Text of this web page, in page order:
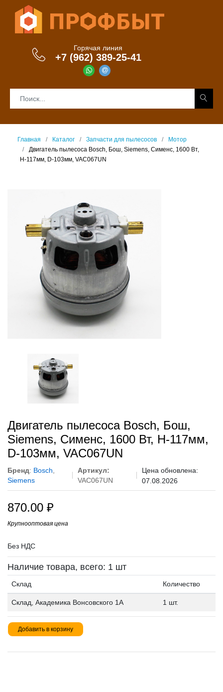
Горячая линия
+7 (962) 389-25-41
Главная Каталог Запчасти для пылесосов
Мотор
Двигатель пылесоса Bosch, Бош, Siemens, Сименс, 1600 Вт,
H-117мм, D-103мм, VAC067UN
Двигатель пылесоса Bosch, Бош,
Siemens, Сименс, 1600 Вт, H-117мм,
D-103мм, VAC067UN
Бренд: Bosch
Siemens
Артикул:
VAC067UN
Цена обновлена:
07.08.2026
870.00 ₽
Крупнооптовая цена
Без НДС
Наличие товара, всего: 1 шт
Склад Количество
Склад, Академика Вонсовского 1А 1 шт.
Добавить в корзину